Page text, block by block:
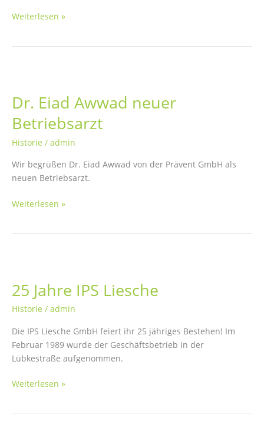
IPS
Weiterlesen »
Dr. Eiad Awwad neuer
Betriebsarzt
Historie / admin
Wir begrüßen Dr. Eiad Awwad von der Prävent GmbH als
neuen Betriebsarzt.
Dr.
Weiterlesen »
25 Jahre IPS Liesche
Historie / admin
Die IPS Liesche GmbH feiert ihr 25 jähriges Bestehen! Im
Februar 1989 wurde der Geschäftsbetrieb in der
Lübkestraße aufgenommen.
25
IPS
Weiterlesen »